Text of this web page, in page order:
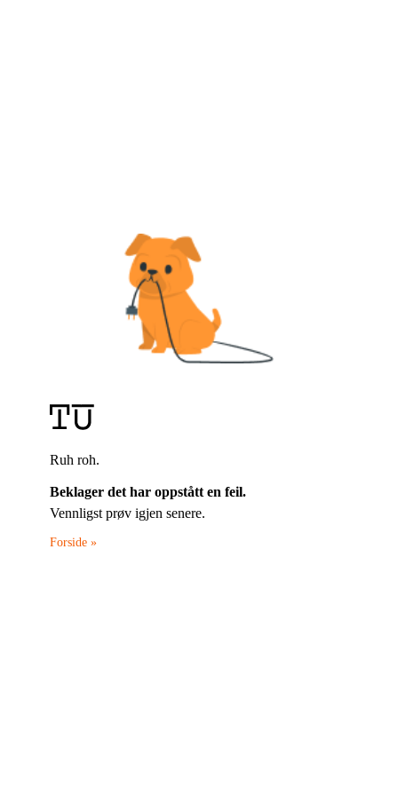
Ruh roh.
Beklager det har oppstått en feil.
Vennligst prøv igjen senere.
Forside »